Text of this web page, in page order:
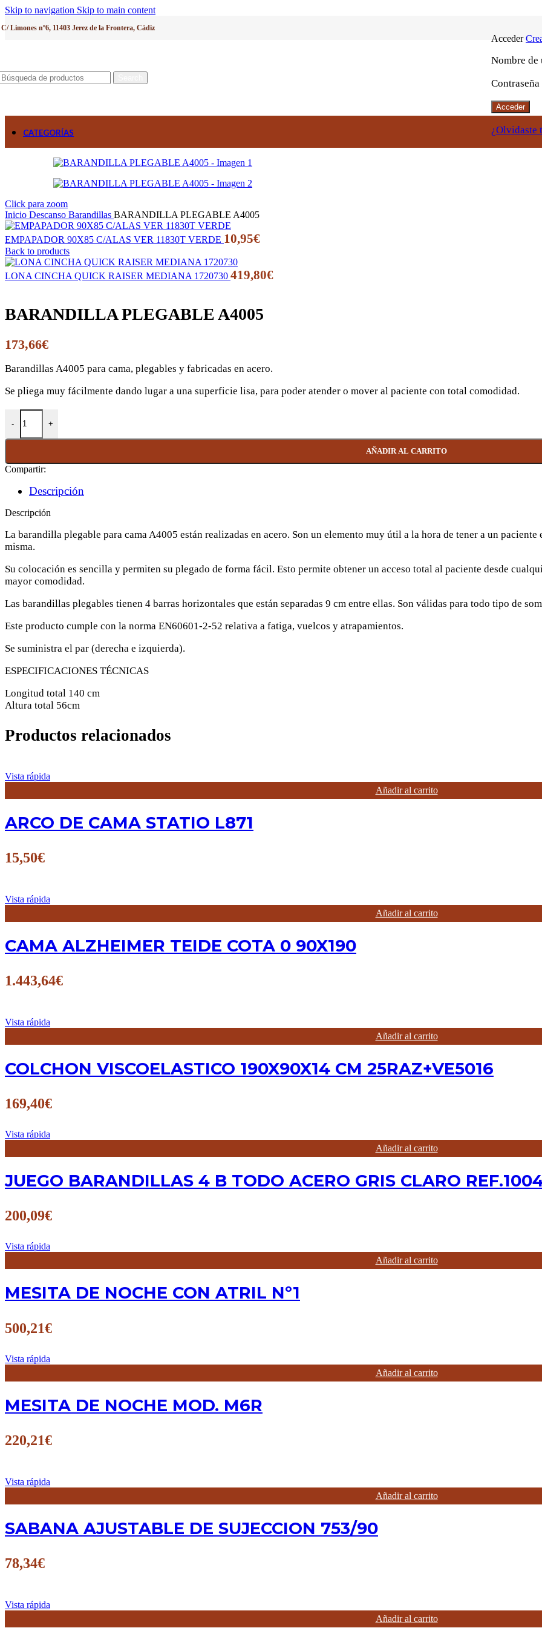
Skip to navigation Skip to main content
C/ Limones nº6, 11403 Jerez de la Frontera, Cádiz
Acceder
Nombre
Contraseña
Acceder
¿Olvidaste
CATEGORÍAS
Click para zoom
Inicio Descanso Barandillas BARANDILLA PLEGABLE A4005
EMPAPADOR 90X85 C/ALAS VER 11830T VERDE 10,95€
Back to products
LONA CINCHA QUICK RAISER MEDIANA 1720730 419,80€
BARANDILLA PLEGABLE A4005
173,66€
Barandillas A4005 para cama, plegables y fabricadas en acero.
Se pliega muy fácilmente dando lugar a una superficie lisa, para poder atender o mover al paciente con total comodidad.
BARANDILLA PLEGABLE A4005 cantidad
AÑADIR AL CARRITO
Compartir:
Descripción
Descripción
La barandilla plegable para cama A4005 están realizadas en acero. Son un elemento muy útil a la hora de tener a un
misma.
Su colocación es sencilla y permiten su plegado de forma fácil. Esto permite obtener un acceso total al paciente desde
mayor comodidad.
Las barandillas plegables tienen 4 barras horizontales que están separadas 9 cm entre ellas. Son válidas para todo tipo de
Este producto cumple con la norma EN60601-2-52 relativa a fatiga, vuelcos y atrapamientos.
Se suministra el par (derecha e izquierda).
ESPECIFICACIONES TÉCNICAS
Longitud total 140 cm
Altura total 56cm
Productos relacionados
Vista rápida
Añadir al carrito
ARCO DE CAMA STATIO L871
15,50€
Vista rápida
Añadir al carrito
CAMA ALZHEIMER TEIDE COTA 0 90X190
1.443,64€
Vista rápida
Añadir al carrito
COLCHON VISCOELASTICO 190X90X14 CM 25RAZ+VE5016
169,40€
Vista rápida
Añadir al carrito
JUEGO BARANDILLAS 4 B TODO ACERO GRIS CLARO
200,09€
Vista rápida
Añadir al carrito
MESITA DE NOCHE CON ATRIL Nº1
500,21€
Vista rápida
Añadir al carrito
MESITA DE NOCHE MOD. M6R
220,21€
Vista rápida
Añadir al carrito
SABANA AJUSTABLE DE SUJECCION 753/90
78,34€
Vista rápida
Añadir al carrito